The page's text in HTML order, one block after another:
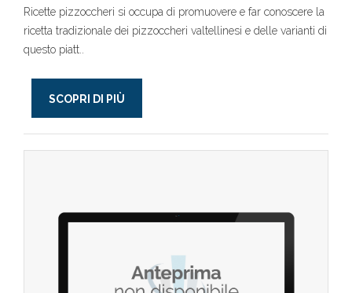
Ricette pizzoccheri si occupa di promuovere e far conoscere la
ricetta tradizionale dei pizzoccheri valtellinesi e delle varianti di
questo piatt..
SCOPRI DI PIÙ